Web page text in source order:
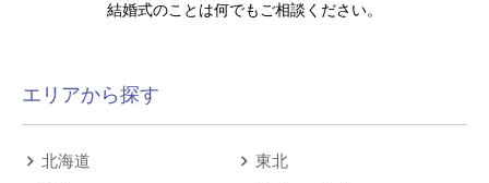
結婚式のことは何でもご相談ください。
エリアから探す
北海道
東北